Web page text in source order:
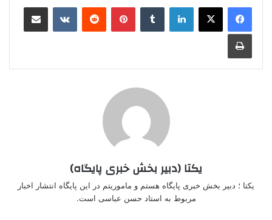
لینکدین ‫تامبلر ‫پین‌ترست‫رددیت ‫VKontakteاشتراک گذاری از طریق ایمیل
چاپ
یکتا (دبیر بخش خبری پایگاه)
یکتا ؛ دبیر بخش خبری پایگاه هستم و ماموریتم در این پایگاه انتشار اخبار
مربوط به استاد حسن عباسی است.